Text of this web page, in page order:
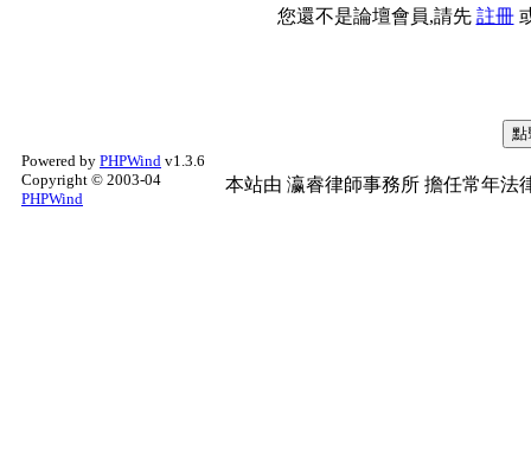
您還不是論壇會員,請先 註冊
Powered by PHPWind v1.3.6
Copyright © 2003-04
PHPWind
本站由 瀛睿律師事務所 擔任常年法